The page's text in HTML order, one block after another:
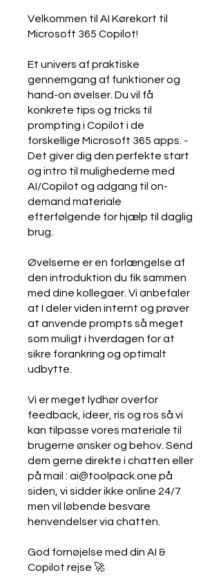
Velkommen til AI Kørekort til
Microsoft 365 Copilot!
Et univers af praktiske
gennemgang af funktioner og
hand-on øvelser. Du vil få
konkrete tips og tricks til
prompting i Copilot i de
forskellige Microsoft 365 apps. -
Det giver dig den perfekte start
og intro til mulighederne med
AI/Copilot og adgang til on-
demand materiale
efterfølgende for hjælp til daglig
brug.
Øvelserne er en forlængelse af
den introduktion du fik sammen
med dine kollegaer. Vi anbefaler
at I deler viden internt og prøver
at anvende prompts så meget
som muligt i hverdagen for at
sikre forankring og optimalt
udbytte.
Vi er meget lydhør overfor
feedback, ideer, ris og ros så vi
kan tilpasse vores materiale til
brugerne ønsker og behov. Send
dem gerne direkte i chatten eller
på mail : ai@toolpack.one på
siden, vi sidder ikke online 24/7
men vil løbende besvare
henvendelser via chatten.
God fornøjelse med din AI &